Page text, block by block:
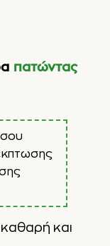
πατώντας
και